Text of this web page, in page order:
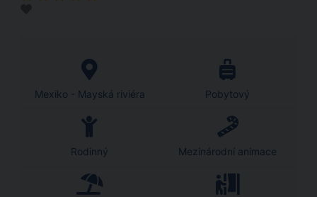
Mexiko - Mayská riviéra Pobytový
Rodinný Mezinárodní animace